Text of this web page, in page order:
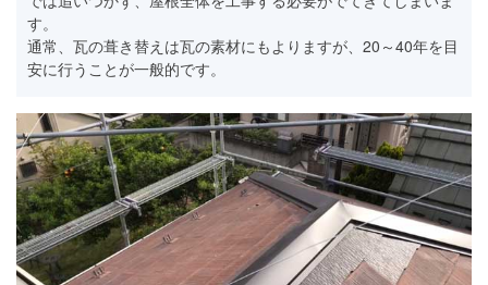
す。
通常、瓦の葺き替えは瓦の素材にもよりますが、20～40年を目
安に行うことが一般的です。